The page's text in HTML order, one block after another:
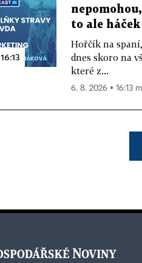
16:13
to ale háček
Hořčík na
dnes skoro na
které z...
6. 8. 2026 ▪ 16:13